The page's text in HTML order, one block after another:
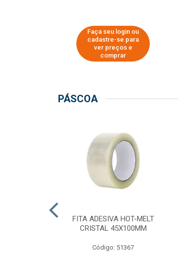
Faça seu login ou
cadastre-se para
ver preços e
comprar
PÁSCOA
FITA ADESIVA HOT-MELT
CRISTAL 45X100MM
Código: 51367